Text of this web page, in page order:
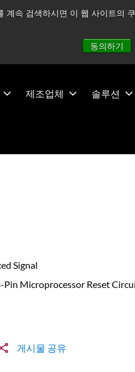
속 검색하시면 이 웹 사이트
동의하기
주시하고 있으며, 모든 서비스
제조업체 솔루션
Signal
Pin Microprocessor Reset
게시물 공유